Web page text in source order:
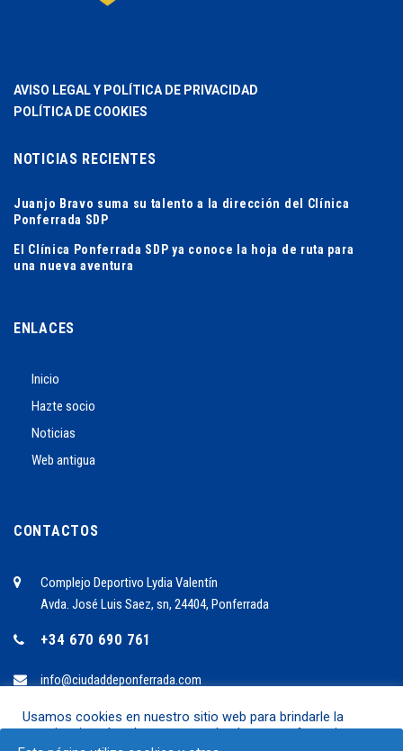
AVISO LEGAL Y POLÍTICA DE PRIVACIDAD
POLÍTICA DE COOKIES
NOTICIAS RECIENTES
Juanjo Bravo suma su talento a la dirección del Clínica
Ponferrada SDP
El Clínica Ponferrada SDP ya conoce la hoja de ruta para
una nueva aventura
ENLACES
Inicio
Hazte socio
Noticias
Web antigua
CONTACTOS
Complejo Deportivo Lydia Valentín
Avda. José Luis Saez, sn, 24404, Ponferrada
+34 670 690 761
info@ciudaddeponferrada.com
2024 ©C.B. Ciudad de Ponferrrada
Usamos cookies en nuestro sitio web para brindarle la
experiencia más relevante recordando sus preferencias y